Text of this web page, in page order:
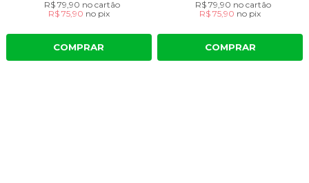
R$ 79,90 no cartão
R$ 75,90 no pix
COMPRAR
R$ 79,90 no cartão
R$ 75,90 no pix
COMPRAR